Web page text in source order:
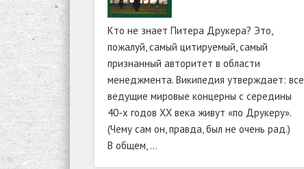
Кто не знает Питера Друкера? Это,
пожалуй, самый цитируемый, самый
признанный авторитет в области
менеджмента. Википедия утверждает: все
ведущие мировые концерны с середины
40-х годов XX века живут «по Друкеру».
(Чему сам он, правда, был не очень рад.)
В общем, …